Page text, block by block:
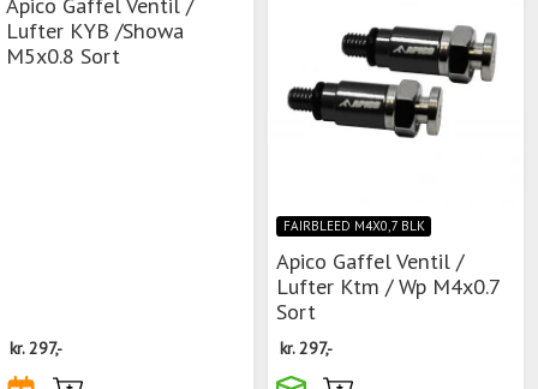
Lufter KYB /Showa
M5x0.8 Sort
kr.297,-
FAIRBLEED M4X0,7 BLK
Apico Gaffel Ventil /
Lufter Ktm / Wp M4x0.7
Sort
kr.297,-